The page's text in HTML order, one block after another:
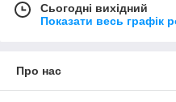
Сьогодні вихідний
Показати весь графік
Про нас